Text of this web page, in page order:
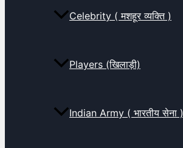
Celebrity ( मशहूर व्यक्ति )
Players (खिलाड़ी)
Indian Army ( भारतीय सेना )